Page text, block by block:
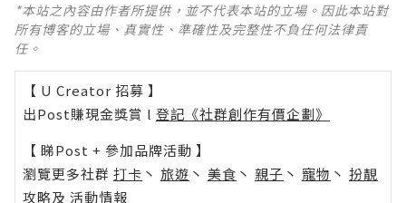
*本站之內容由作者所提供，並不代表本站的立場。因此本站對
所有博客的立場、真實性、準確性及完整性不負任何法律責
任。
【 U Creator 招募 】
出Post賺現金獎賞 l 登記《社群創作有價企劃》
【 睇Post + 參加品牌活動 】
瀏覽更多社群 打卡 丶 旅遊 丶 美食 丶 親子 丶 寵物 丶 扮靚
攻略及 活動情報